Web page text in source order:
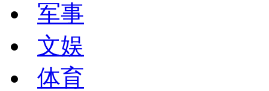
军事
文娱
体育